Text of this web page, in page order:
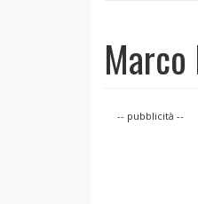
-- pubblicità --